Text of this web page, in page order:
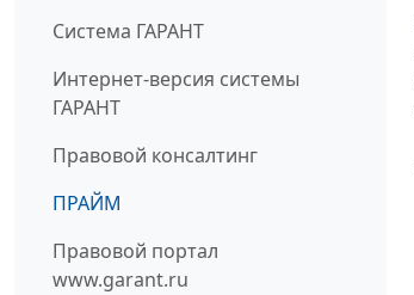
Система ГАРАНТ
Интернет-версия системы
ГАРАНТ
Правовой консалтинг
ПРАЙМ
Правовой портал
www.garant.ru